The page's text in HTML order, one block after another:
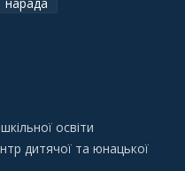
освіти
дитячої та юнацької